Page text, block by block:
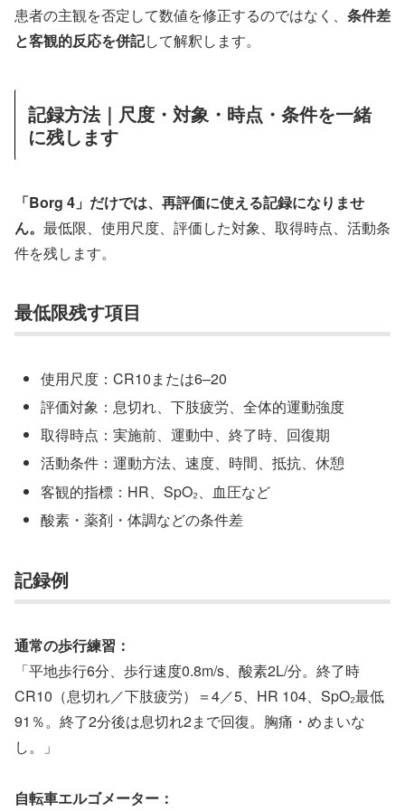
患者の主観を否定して数値を修正するのではなく、 条件差
と客観的反応を併記して解釈します。
記録方法｜尺度・対象・時点・条件を一緒
に残します
「Borg 4」だけでは、再評価に使える記録になりませ
ん。 最低限、使用尺度、評価した対象、取得時点、活動条
件を残します。
最低限残す項目
使用尺度：CR10または6–20
評価対象：息切れ、下肢疲労、全体的運動強度
取得時点：実施前、運動中、終了時、回復期
活動条件：運動方法、速度、時間、抵抗、休憩
客観的指標：HR、SpO₂、血圧など
酸素・薬剤・体調などの条件差
記録例
通常の歩行練習：
「平地歩行6分、歩行速度0.8m/s、酸素2L/分。終了時
CR10（息切れ／下肢疲労）＝4／5、HR 104、SpO₂最低
91％。終了2分後は息切れ2まで回復。胸痛・めまいな
し。」
自転車エルゴメーター：